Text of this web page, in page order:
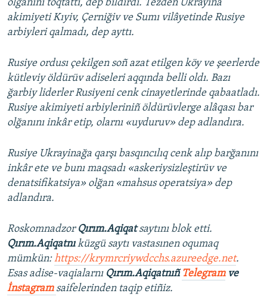
olğanını toqtattı, dep bildirdi. Tezden Ukrayina
akimiyeti Kıyiv, Çerniğiv ve Sumı vilâyetinde Rusiye
arbiyleri qalmadı, dep ayttı.
Rusiye ordusı çekilgen soñ azat etilgen köy ve şeerlerde
kütleviy öldürüv adiseleri aqqında belli oldı. Bazı
ğarbiy liderler Rusiyeni cenk cinayetlerinde qabaatladı.
Rusiye akimiyeti arbiyleriniñ öldürüvlerge alâqası bar
olğanını inkâr etip, olarnı «uyduruv» dep adlandıra.
Rusiye Ukrayinağa qarşı basqıncılıq cenk alıp barğanını
inkâr ete ve bunı maqsadı «askeriysizleştirüv ve
denatsifikatsiya» olğan «mahsus operatsiya» dep
adlandıra.
Roskomnadzor Qırım.Aqiqatsaytını blok etti.
Qırım.Aqiqatnıküzgü saytı vastasınen oqumaq
mümkün:https://krymrcriywdcchs.azureedge.net.
Esas adise-vaqialarnı Qırım.Aqiqatnıñ Telegramve
İnstagram saifelerinden taqip etiñiz.